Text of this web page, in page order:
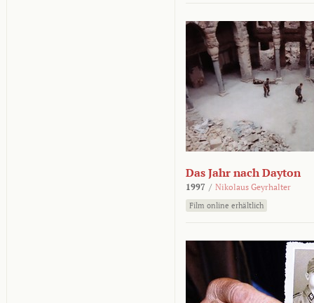
Das Jahr nach Dayton
1997 / Nikolaus Geyrhalter
Film online erhältlich